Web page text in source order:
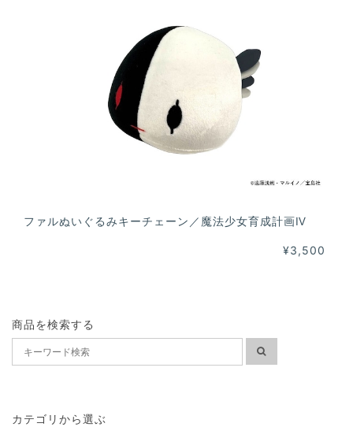
ファルぬいぐるみキーチェーン／魔法少女育成計画Ⅳ
¥3,500
商品を検索する
カテゴリから選ぶ